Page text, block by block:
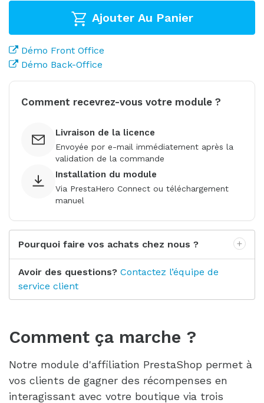
Ajouter Au Panier
Démo Front Office
Démo Back-Office
Comment recevrez-vous votre module ?
Livraison de la licence
Envoyée por e-mail immédiatement après la
validation de la commande
Installation du module
Via PrestaHero Connect ou téléchargement
manuel
Pourquoi faire vos achats chez nous ?
Avoir des questions? Contactez l’équipe de
service client
Comment ça marche ?
Notre module d'affiliation PrestaShop permet à
vos clients de gagner des récompenses en
interagissant avec votre boutique via trois